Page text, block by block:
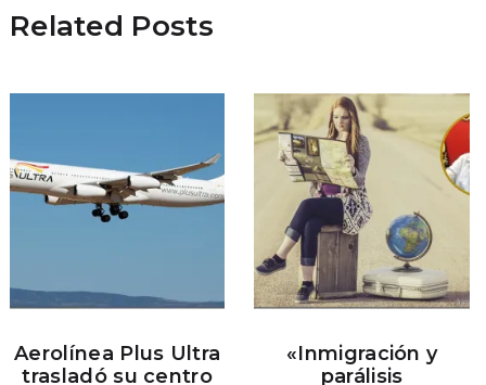
Related Posts
Aerolínea Plus Ultra
trasladó su centro
«Inmigración y
parálisis